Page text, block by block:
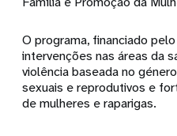
intervenções nas áreas da
violência baseada no
sexuais e reprodutivos e
de mulheres e raparigas.